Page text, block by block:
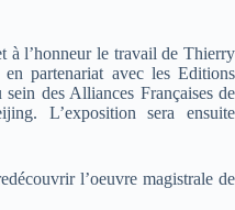
à l’honneur le travail de Thierry
partenariat avec les Editions
des Alliances Françaises de
L’exposition sera ensuite
l’oeuvre magistrale de